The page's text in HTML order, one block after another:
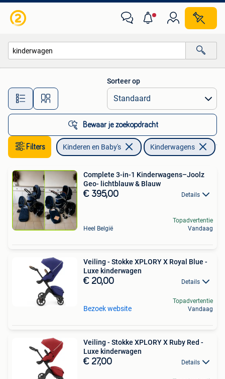
Alle afstanden…
Sorteer op
Bewaar je zoekopdracht
Filters Kinderen en Baby's Kinderwagens
Complete 3-in-1 Kinderwagens–Joolz
Geo- lichtblauw & Blauw
€ 395,00 Details
Heel België
Topadvertentie
Vandaag
Veiling - Stokke XPLORY X Royal Blue -
Luxe kinderwagen
€ 20,00 Details
Bezoek website
Topadvertentie
Vandaag
Veiling - Stokke XPLORY X Ruby Red -
Luxe kinderwagen
€ 27,00 Details